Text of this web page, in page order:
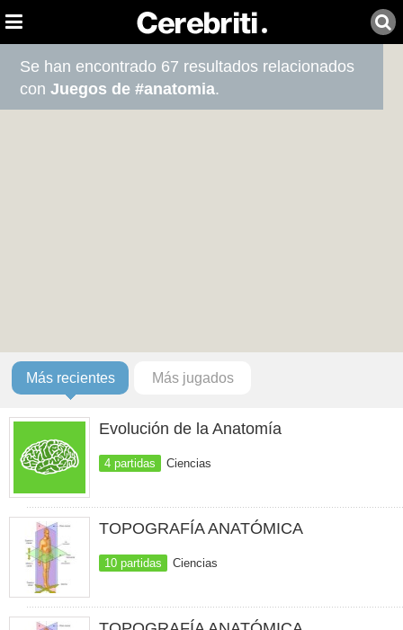
Se han encontrado 67 resultados relacionados
conJuegos de #anatomia.
Más recientes Más jugados
Evolución de la Anatomía
4 partidas Ciencias
TOPOGRAFÍA ANATÓMICA
10 partidas Ciencias